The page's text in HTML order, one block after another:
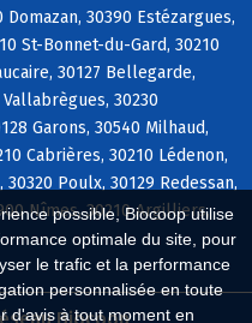
possible, Biocoop utilise
optimale du site, pour
le trafic et la performance
personnalisée en toute
d'avis à tout moment en
30390 Estézargues,
St-Bonnet-du-Gard, 30210
30127 Bellegarde,
30230
Garons, 30540 Milhaud,
Cabrières, 30210 Lédenon,
Poulx, 30129 Redessan,
Nîmes, 30210 Argilliers,